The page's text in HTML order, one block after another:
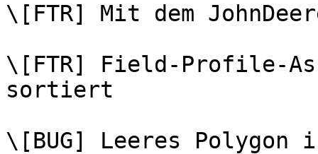
\[FTR] Mit dem
\[FTR] Field-Profile-
sortiert
\[BUG] Leeres Polygon